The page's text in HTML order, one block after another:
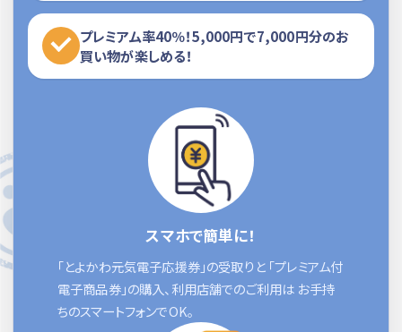
プレミアム率40％！5,000円で7,000円分のお
買い物が楽しめる！
スマホで簡単に！
「とよかわ元気電子応援券」の受取りと 「プレミアム付
電子商品券」の購入、利用店舗でのご利用は お手持
ちのスマートフォンでOK。